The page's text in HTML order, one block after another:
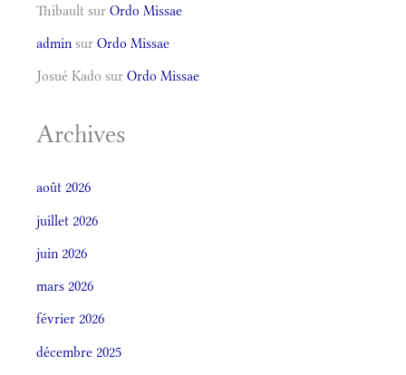
Thibault sur Ordo Missae
admin sur Ordo Missae
Josué Kado sur Ordo Missae
Archives
août 2026
juillet 2026
juin 2026
mars 2026
février 2026
décembre 2025